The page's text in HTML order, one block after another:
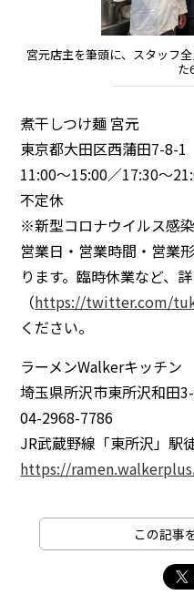
宮元店主を筆頭に、スタッフ
た
煮干しつけ麺 宮元
東京都大田区西蒲田7-8-1
11:00～15:00／17:30～
不定休
※新型コロナウイルス感
営業日・営業時間・営業
ります。臨時休業など、
（https://twitter.com/
ください。
ラーメンWalkerキッチン
埼玉県所沢市東所沢和田
04-2968-7786
JR武蔵野線「東所沢」駅
https://
この記事